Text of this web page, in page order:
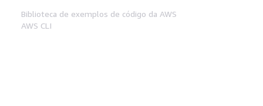
Biblioteca de exemplos de código da AWS
AWS CLI